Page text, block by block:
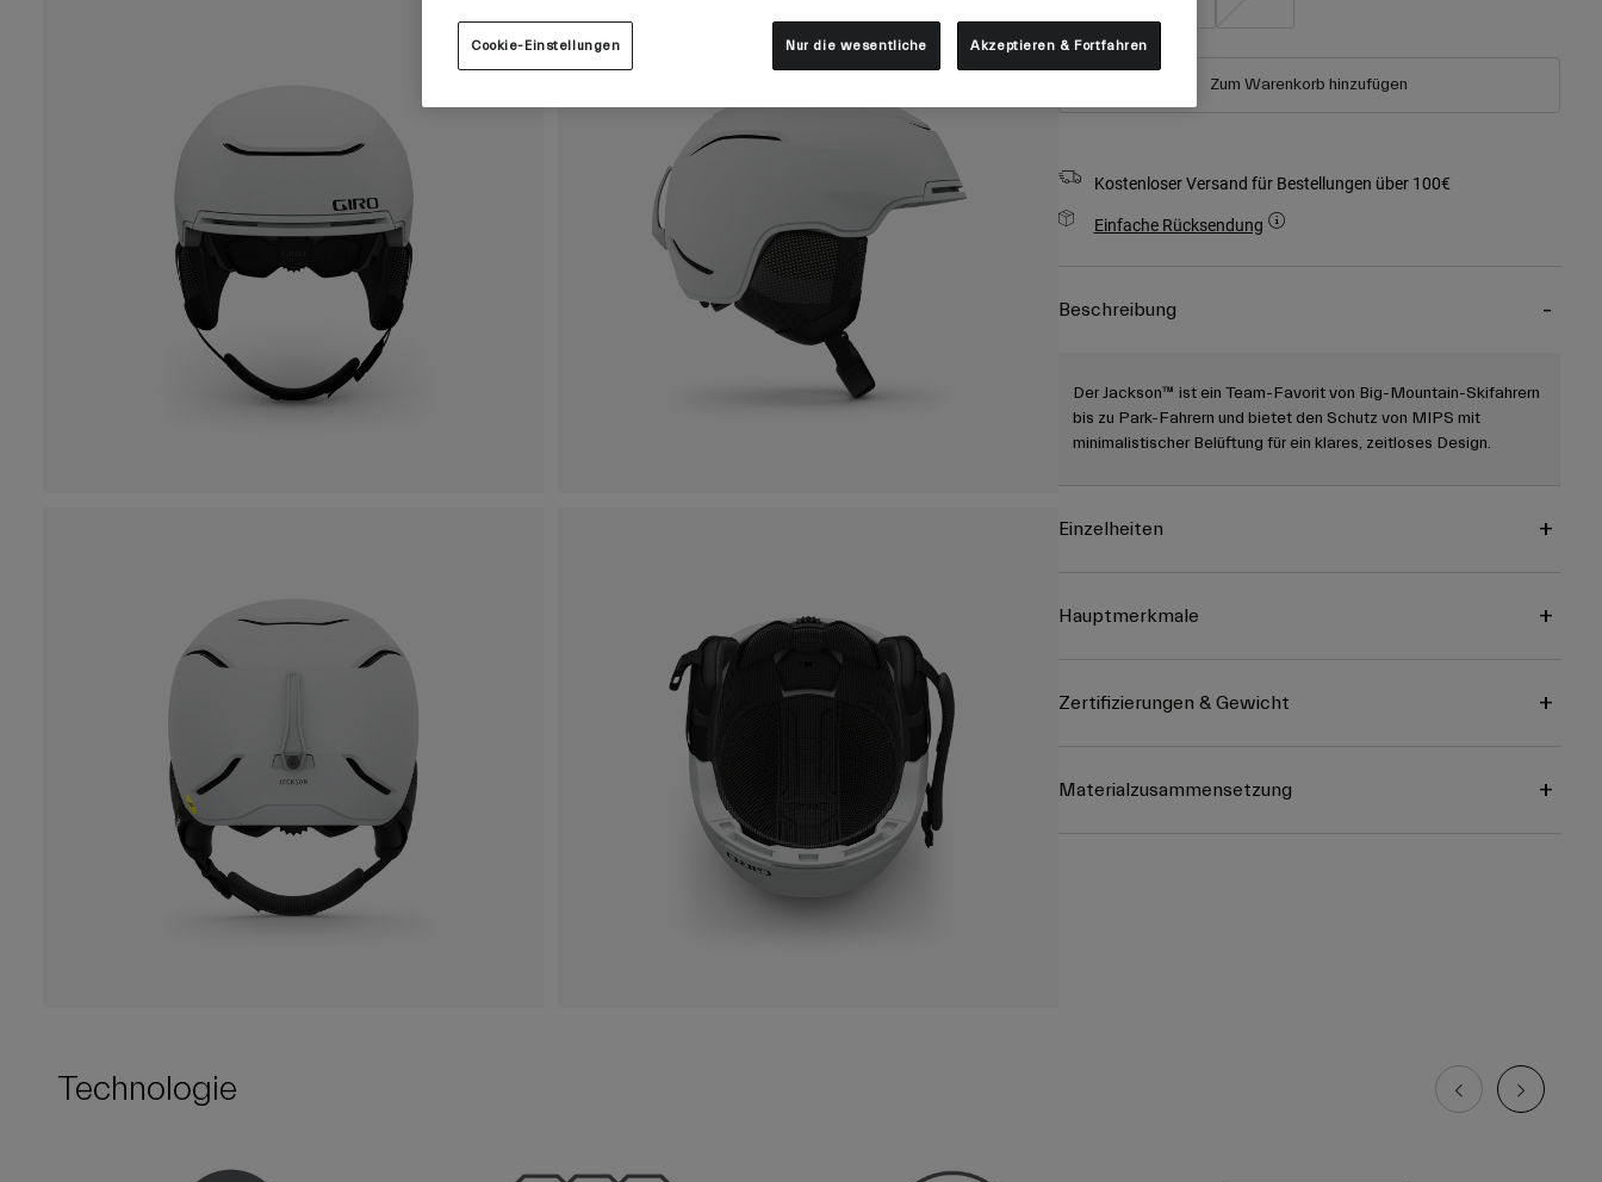
Zum Warenkorb hinzufügen
Kostenloser Versand für Bestellungen über 100€
Einfache Rücksendung
Beschreibung
Der Jackson™ ist ein Team-Favorit von Big-Mountain-Skifahrern
bis zu Park-Fahrern und bietet den Schutz von MIPS mit
minimalistischer Belüftung für ein klares, zeitloses Design.
Einzelheiten
Hauptmerkmale
Zertifizierungen & Gewicht
Materialzusammensetzung
Technologie
Cookie-Einstellungen Nur die wesentliche Akzeptieren & Fortfahren